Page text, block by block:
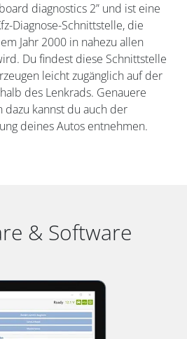
diagnostics 2” und ist eine
Diagnose-Schnittstelle, die
Jahr 2000 in nahezu allen
Du findest diese Schnittstelle
leicht zugänglich auf der
des Lenkrads. Genauere
dazu kannst du auch der
deines Autos entnehmen.
& Software